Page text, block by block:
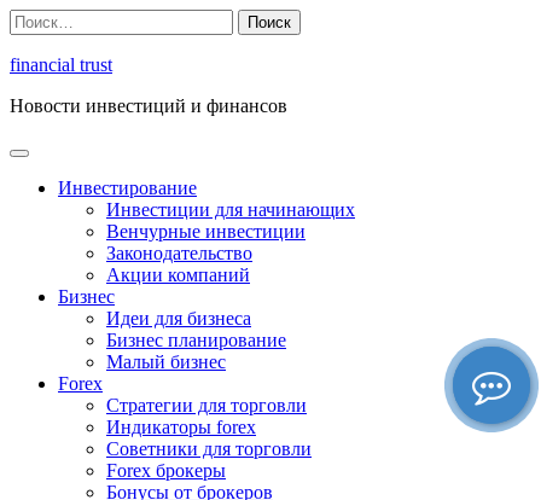
Перейти
к
содержимому
Найти:
financial trust
Новости инвестиций и финансов
Инвестирование
Инвестиции для начинающих
Венчурные инвестиции
Законодательство
Акции компаний
Бизнес
Идеи для бизнеса
Бизнес планирование
Малый бизнес
Forex
Стратегии для торговли
Индикаторы forex
Советники для торговли
Forex брокеры
Бонусы от брокеров